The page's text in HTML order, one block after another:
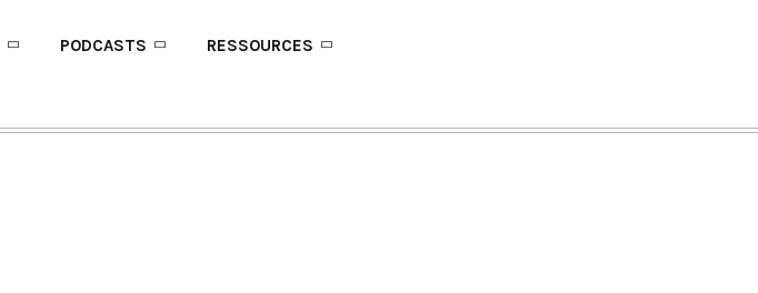
PODCASTS RESSOURCES